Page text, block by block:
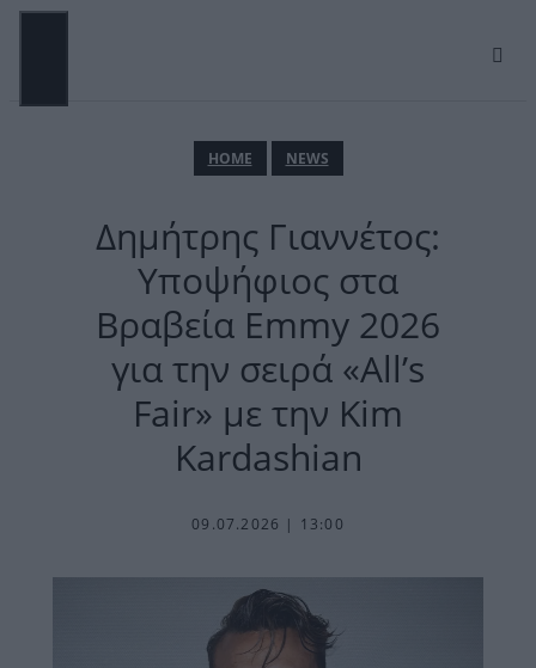
Μετάβαση
ΗΟΜΕ NEWS
Δημήτρης Γιαννέτος:
Υποψήφιος στα
Βραβεία Emmy 2026
για την σειρά «All’s
Fair» με την Kim
Kardashian
09.07.2026 | 13:00